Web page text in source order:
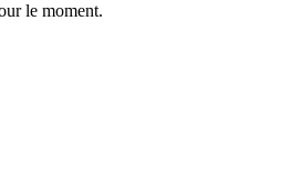
le moment.